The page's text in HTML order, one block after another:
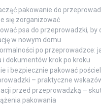
pakowanie do
się zorganizować
psa do przeprowadzki, by
w nowym domu
po przeprowadzce:
i dokumentów krok po kroku
i bezpiecznie pakować
– praktyczne
przed przeprowadzką –
pakowania